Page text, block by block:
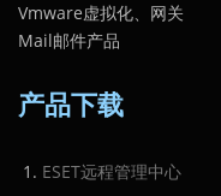
Vmware虚拟化、网关
Mail邮件产品
产品下载
ESET远程管理中心